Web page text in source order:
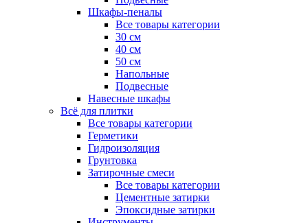
Шкафы-пеналы
Все товары категории
30 см
40 см
50 см
Напольные
Подвесные
Навесные шкафы
Всё для плитки
Все товары категории
Герметики
Гидроизоляция
Грунтовка
Затирочные смеси
Все товары категории
Цементные затирки
Эпоксидные затирки